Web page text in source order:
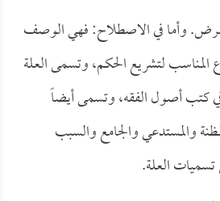
وأما في الاصطلاح: فهي الوصف
المناسب لتشريع الحكم، وتسمى العلة
في كتب أصول الفقه، وتسمى أيضاً
والمستدعي والجامع والسبب
العلة.